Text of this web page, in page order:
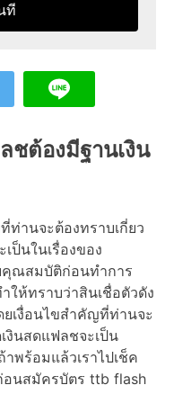
ที
ชต้องมีฐานเงิน
านจะต้องทราบเกี่ยว
เป็นในเรื่องของ
ณสมบัติก่อนทำการ
ให้ทราบว่าสินเชื่อตัวดัง
เงื่อนไขสำคัญที่ท่านจะ
งินสดแฟลชจะเป็น
าพร้อมแล้วเราไปเช็ค
นสมัครบัตร ttb flash